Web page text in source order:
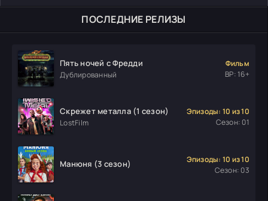
ПОСЛЕДНИЕ РЕЛИЗЫ
Пять ночей с Фредди
Дублированный
Фильм
ВР: 16+
Скрежет металла (1 сезон)
LostFilm
Эпизоды: 10 из 10
Сезон: 01
Манюня (3 сезон)
Эпизоды: 10 из 10
Сезон: 03